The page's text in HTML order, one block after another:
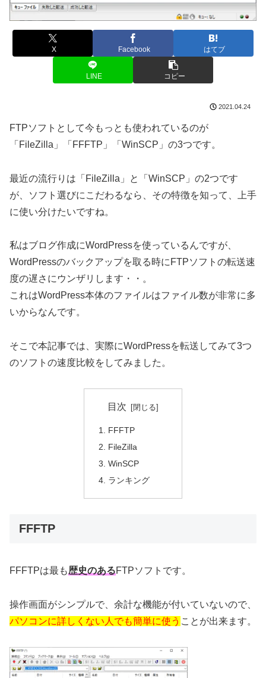
X Facebook はてブ
LINE コピー
2021.04.24
FTPソフトとして今もっとも使われているのが
「FileZilla」「FFFTP」「WinSCP」の3つです。
最近の流行りは「FileZilla」と「WinSCP」の2つです
が、ソフト選びにこだわるなら、その特徴を知って、上手
に使い分けたいですね。
私はブログ作成にWordPressを使っているんですが、
WordPressのバックアップを取る時にFTPソフトの転送速
度の遅さにウンザリします・・。
これはWordPress本体のファイルはファイル数が非常に多
いからなんです。
そこで本記事では、実際にWordPressを転送してみて3つ
のソフトの速度比較をしてみました。
目次
FFFTP
FileZilla
WinSCP
ランキング
FFFTP
FFFTPは最も歴史のあるFTPソフトです。
操作画面がシンプルで、余計な機能が付いていないので、
パソコンに詳しくない人でも簡単に使う ことが出来ます。